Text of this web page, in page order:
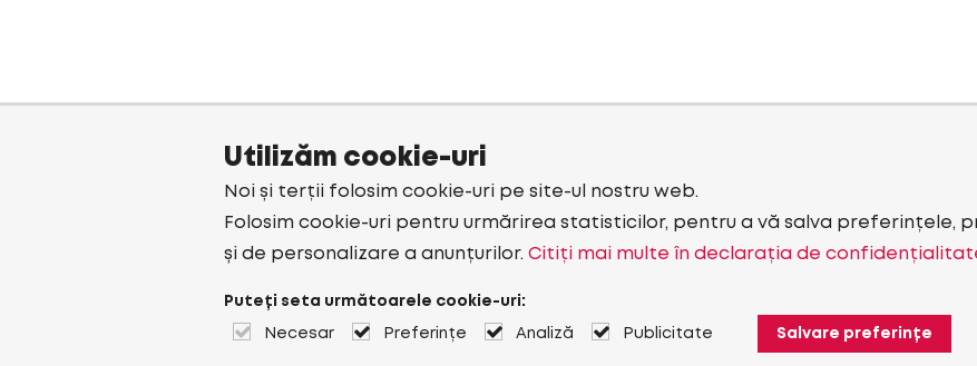
Utilizăm cookie-uri
Noi și terții folosim cookie-uri pe site-ul nostru web.
Folosim cookie-uri pentru urmărirea statisticilor, pentru a vă salva preferințele,
și de personalizare a anunțurilor. Citiți mai multe în declarația de
Puteți seta următoarele cookie-uri:
Necesar Preferințe Analiză Publicitate Salvare preferințe